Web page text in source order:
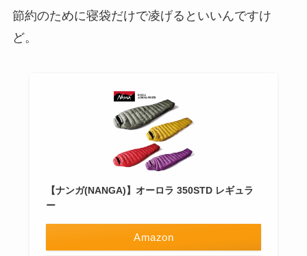
節約のために寝袋だけで凌げるといいんですけ
ど。
【ナンガ(NANGA)】オーロラ 350STD レギュラ
ー
Amazon